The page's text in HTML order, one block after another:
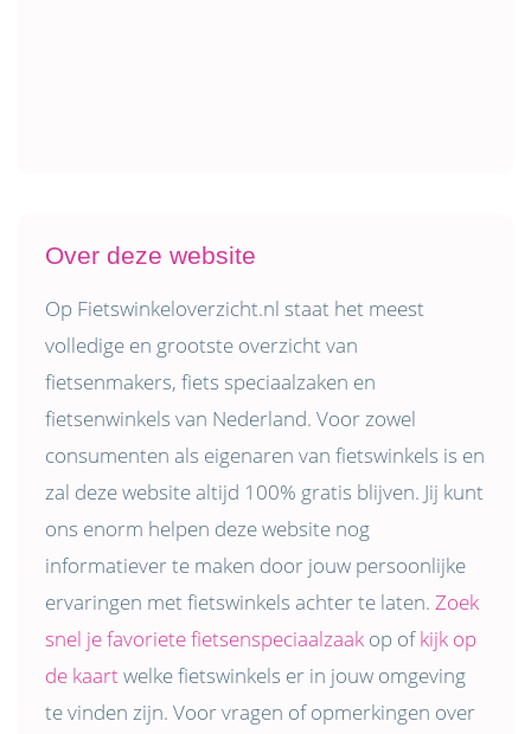
Over deze website
Op Fietswinkeloverzicht.nl staat het meest
volledige en grootste overzicht van
fietsenmakers, fiets speciaalzaken en
fietsenwinkels van Nederland. Voor zowel
consumenten als eigenaren van fietswinkels is en
zal deze website altijd 100% gratis blijven. Jij kunt
ons enorm helpen deze website nog
informatiever te maken door jouw persoonlijke
ervaringen met fietswinkels achter te laten. Zoek
snel je favoriete fietsenspeciaalzaakop ofkijk op
de kaartwelke fietswinkels er in jouw omgeving
te vinden zijn. Voor vragen of opmerkingen over